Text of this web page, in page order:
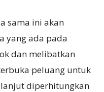
sama ini akan
yang ada pada
dan melibatkan
peluang untuk
diperhitungkan